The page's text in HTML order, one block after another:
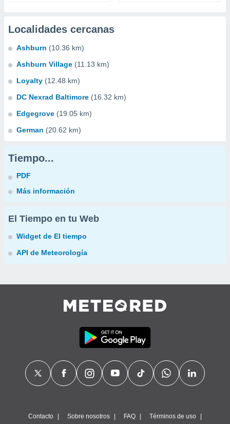
Localidades cercanas
Ashburn (10.36 km)
Ashburn Village (11.13 km)
Loyalty (12.48 km)
DC Nexrad Baltimore (16.32 km)
Edgegrove (19.05 km)
German (20.62 km)
Tiempo...
PDF
Más información
El Tiempo en tu Web
Widget de El tiempo
API de Meteorología
Contacto Sobre nosotros FAQ Términos de uso